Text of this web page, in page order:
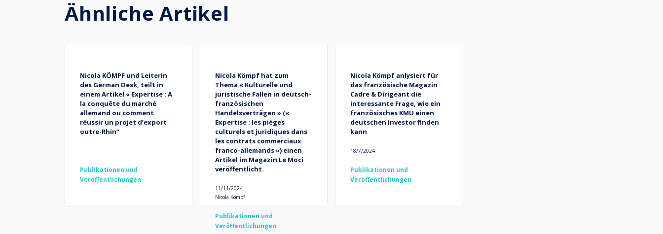
Ähnliche Artikel
Nicola KÖMPF und Leiterin
des German Desk, teilt in
einem Artikel « Expertise : A
la conquête du marché
allemand ou comment
réussir un projet d’export
outre-Rhin“
Publikationen und
Veröffentlichungen
Nicola Kömpf hat zum
Thema « Kulturelle und
juristische Fallen in deutsch-
französischen
Handelsverträgen » («
Expertise : les pièges
culturels et juridiques dans
les contrats commerciaux
franco-allemands ») einen
Artikel im Magazin Le Moci
veröffentlicht.
11/11/2024
Nicola Kömpf
Publikationen und
Veröffentlichungen
Nicola Kömpf anlysiert für
das französische Magazin
Cadre & Dirigeant die
interessante Frage, wie ein
französisches KMU einen
deutschen Investor finden
kann
18/7/2024
Publikationen und
Veröffentlichungen